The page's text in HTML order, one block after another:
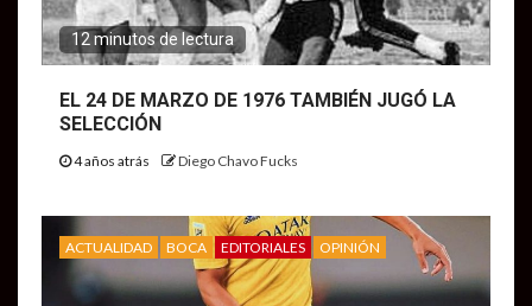
12 minutos de lectura
EL 24 DE MARZO DE 1976 TAMBIÉN JUGÓ LA
SELECCIÓN
4 años atrás Diego Chavo Fucks
ACTUALIDAD BOCA EDITORIALES OPINIÓN